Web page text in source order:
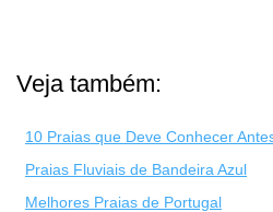
Veja também:
10 Praias que Deve Conhecer
Praias Fluviais de Bandeira Azul
Melhores Praias de Portugal